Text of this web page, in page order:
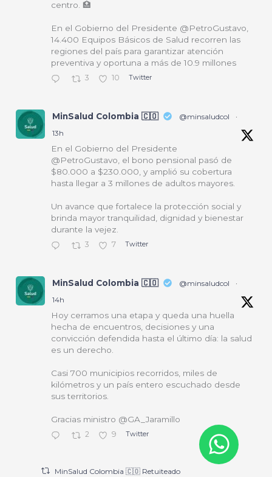
centro. 🏥
En el Gobierno del Presidente @PetroGustavo,
14.400 Equipos Básicos de Salud recorren las
regiones del país para garantizar atención
preventiva y oportuna a más de 10.9 millones
3 10 Twitter
MinSalud Colombia 🇨🇴 @minsaludcol
·
13h
En el Gobierno del Presidente
@PetroGustavo, el bono pensional pasó de
$80.000 a $230.000, y amplió su cobertura
hasta llegar a 3 millones de adultos mayores.
Un avance que fortalece la protección social y
brinda mayor tranquilidad, dignidad y bienestar
durante la vejez.
3 7 Twitter
MinSalud Colombia 🇨🇴 @minsaludcol
·
14h
Hoy cerramos una etapa y queda una huella
hecha de encuentros, decisiones y una
convicción defendida hasta el último día: la salud
es un derecho.
Casi 700 municipios recorridos, miles de
kilómetros y un país entero escuchado desde
sus territorios.
Gracias ministro @GA_Jaramillo
2 9 Twitter
MinSalud Colombia 🇨🇴 Retuiteado